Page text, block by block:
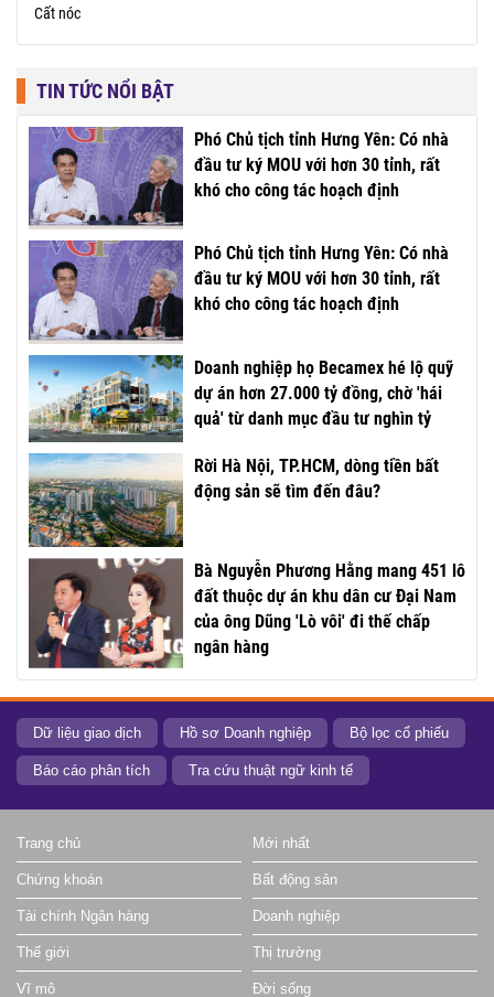
Cất nóc
TIN TỨC NỔI BẬT
Phó Chủ tịch tỉnh Hưng Yên: Có nhà
đầu tư ký MOU với hơn 30 tỉnh, rất
khó cho công tác hoạch định
Phó Chủ tịch tỉnh Hưng Yên: Có nhà
đầu tư ký MOU với hơn 30 tỉnh, rất
khó cho công tác hoạch định
Doanh nghiệp họ Becamex hé lộ quỹ
dự án hơn 27.000 tỷ đồng, chờ 'hái
quả' từ danh mục đầu tư nghìn tỷ
Rời Hà Nội, TP.HCM, dòng tiền bất
động sản sẽ tìm đến đâu?
Bà Nguyễn Phương Hằng mang 451 lô
đất thuộc dự án khu dân cư Đại Nam
của ông Dũng 'Lò vôi' đi thế chấp
ngân hàng
Dữ liệu giao dịch Hồ sơ Doanh nghiệp Bộ lọc cổ phiếu
Báo cáo phân tích Tra cứu thuật ngữ kinh tế
Trang chủ Mới nhất
Chứng khoán Bất động sản
Tài chính Ngân hàng Doanh nghiệp
Thế giới Thị trường
Vĩ mô Đời sống